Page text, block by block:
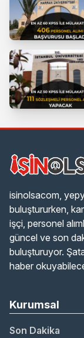
isinolsacom,
buluştururken,
işçi, personel
güncel ve son
buluşturuyor.
haber
Kurumsal
Son Dakika